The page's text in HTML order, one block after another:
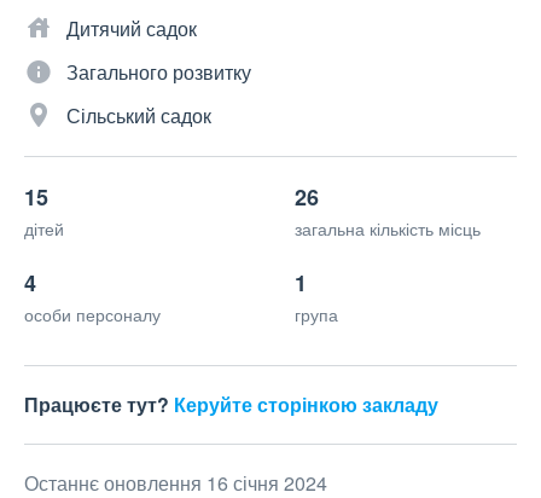
Дитячий садок
Загального розвитку
Сільський садок
15
дітей
26
загальна кількість місць
4
особи персоналу
1
група
Працюєте тут? Керуйте сторінкою закладу
Останнє оновлення 16 січня 2024